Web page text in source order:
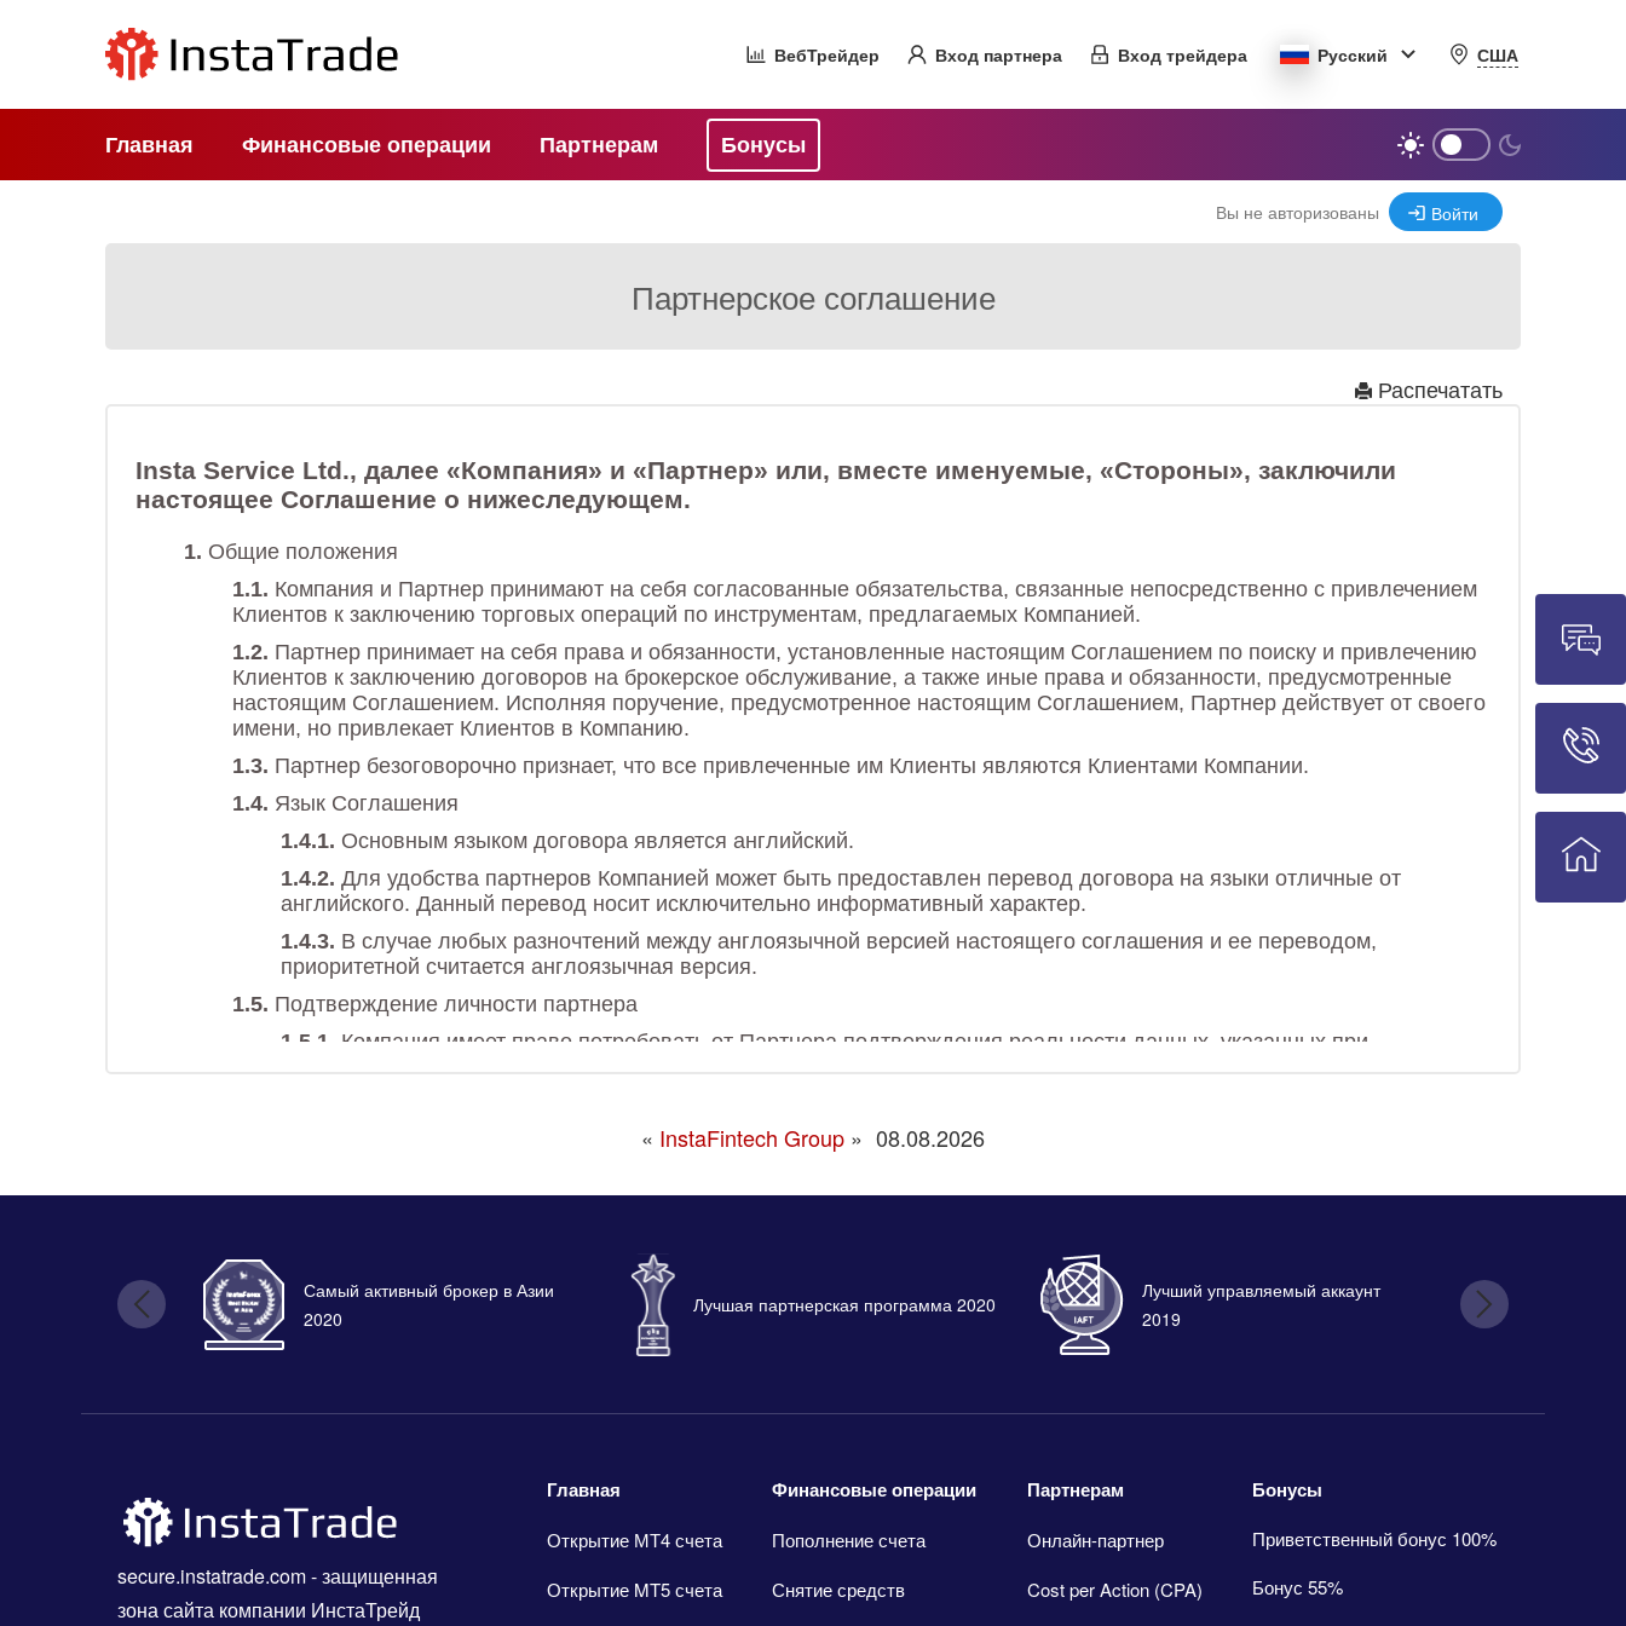
ВебТрейдер Вход партнера Вход трейдера Русский США
Главная Финансовые операции Партнерам Бонусы
Вы не авторизованы Войти
Партнерское соглашение
Распечатать
« InstaFintech Group » 08.08.2026
Самый активный брокер в Азии
2020
Лучшая партнерская программа 2020
Лучший управляемый аккаунт
2019
secure.instatrade.com- защищенная
зона сайта компании ИнстаТрейд
Главная
Открытие МТ4 счета
Открытие MT5 счета
Финансовые операции
Пополнение счета
Снятие средств
Партнерам
Онлайн-партнер
Cost per Action (CPA)
Бонусы
Приветственный бонус 100%
Бонус 55%